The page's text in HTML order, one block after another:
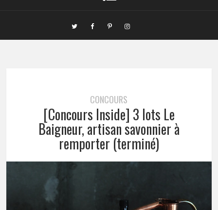
CONCOURS
[Concours Inside] 3 lots Le
Baigneur, artisan savonnier à
remporter (terminé)